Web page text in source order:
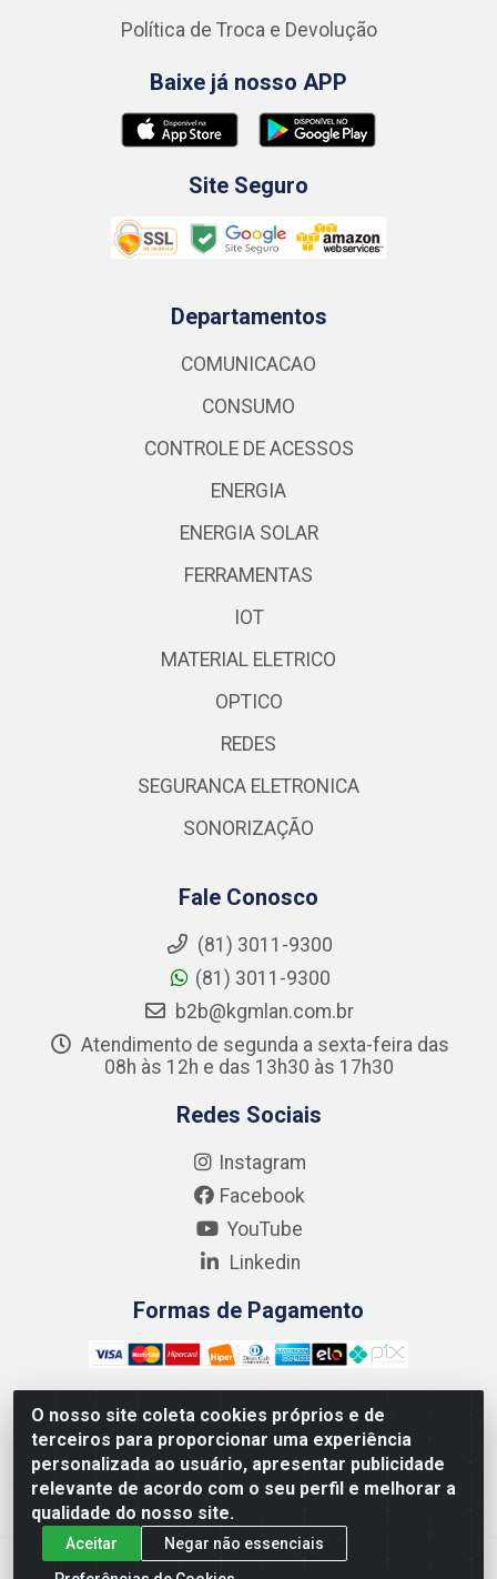
O nosso site coleta cookies próprios e de
terceiros para proporcionar uma experiência
personalizada ao usuário, apresentar publicidade
relevante de acordo com o seu perfil e melhorar a
qualidade do nosso site.
Aceitar
Negar não essenciais
Política de Troca e Devolução
Baixe já nosso APP
Site Seguro
Departamentos
COMUNICACAO
CONSUMO
CONTROLE DE ACESSOS
ENERGIA
ENERGIA SOLAR
FERRAMENTAS
IOT
MATERIAL ELETRICO
OPTICO
REDES
SEGURANCA ELETRONICA
SONORIZAÇÃO
Fale Conosco
(81) 3011-9300
(81) 3011-9300
b2b@kgmlan.com.br
Atendimento de segunda a sexta-feira das
08h às 12h e das 13h30 às 17h30
Redes Sociais
Instagram
Facebook
YouTube
Linkedin
Formas de Pagamento
Kgmlan Distribuidora LTDA - CNPJ 18.217.682/0001-54 -
Rua Pedro de Barros Cavalcante, 58 - Bultrins, Olinda/PE
- CEP 53320-110